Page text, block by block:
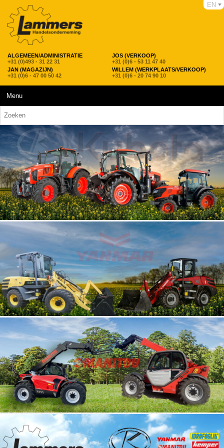
ALGEMEEN/ADMINISTRATIE
+31 (0)493 - 31 22 31
JOS (VERKOOP)
+31 (0)6 - 53 11 47 40
JAN (MAGAZIJN)
+31 (0)6 - 47 00 50 42
WILLEM (WERKPLAATS/VERKOOP)
+31 (0)6 - 20 74 90 10
EN
Menu